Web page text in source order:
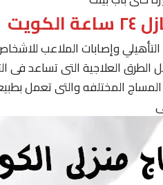
وإصابات الملاعب
الطرق العلاجية التى تساعد
المختلفه والتى تعمل